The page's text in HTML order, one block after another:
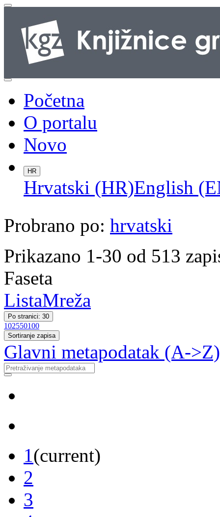
Početna
O portalu
Novo
HR
Hrvatski (HR)English
Probrano po: hrvatski
Prikazano 1-30 od 513
Faseta
ListaMreža
Po stranici: 30
102550100
Sortiranje zapisa
Glavni metapodatak (A->Z)
1(current)
2
3